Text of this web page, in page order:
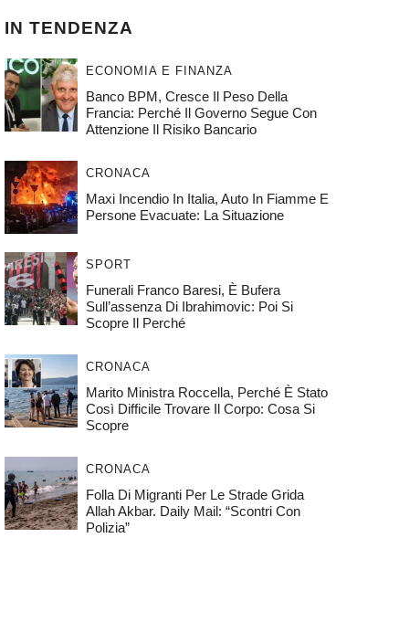
IN TENDENZA
ECONOMIA E FINANZA
Banco BPM, Cresce Il Peso Della
Francia: Perché Il Governo Segue Con
Attenzione Il Risiko Bancario
CRONACA
Maxi Incendio In Italia, Auto In Fiamme E
Persone Evacuate: La Situazione
SPORT
Funerali Franco Baresi, È Bufera
Sull’assenza Di Ibrahimovic: Poi Si
Scopre Il Perché
CRONACA
Marito Ministra Roccella, Perché È Stato
Così Difficile Trovare Il Corpo: Cosa Si
Scopre
CRONACA
Folla Di Migranti Per Le Strade Grida
Allah Akbar. Daily Mail: “Scontri Con
Polizia”